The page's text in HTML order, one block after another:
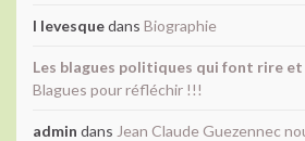
l levesquedans Biographie
Les blagues politiques qui font rire
Blagues pour réfléchir !!!
admin dans Jean Claude Guezennec